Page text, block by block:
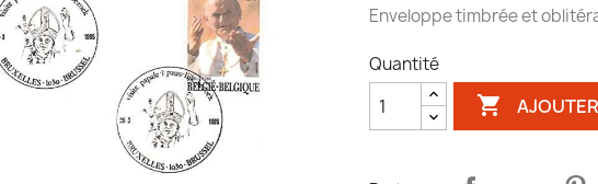
Enveloppe timbrée et
Quantité
